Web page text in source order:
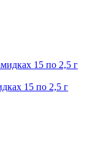
15 по 2,5 г